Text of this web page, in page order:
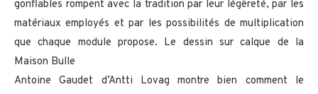
gonflables rompent avec la tradition par leur légèreté, par les
matériaux employés et par les possibilités de multiplication
que chaque module propose. Le dessin sur calque de la
Maison Bulle
Antoine Gaudet d’Antti Lovag montre bien comment le